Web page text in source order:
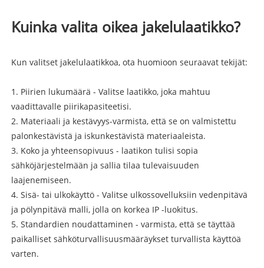
Kuinka valita oikea jakelulaatikko?
Kun valitset jakelulaatikkoa, ota huomioon seuraavat tekijät:
1. Piirien lukumäärä - Valitse laatikko, joka mahtuu
vaadittavalle piirikapasiteetisi.
2. Materiaali ja kestävyys-varmista, että se on valmistettu
palonkestävistä ja iskunkestävistä materiaaleista.
3. Koko ja yhteensopivuus - laatikon tulisi sopia
sähköjärjestelmään ja sallia tilaa tulevaisuuden
laajenemiseen.
4. Sisä- tai ulkokäyttö - Valitse ulkossovelluksiin vedenpitävä
ja pölynpitävä malli, jolla on korkea IP -luokitus.
5. Standardien noudattaminen - varmista, että se täyttää
paikalliset sähköturvallisuusmääräykset turvallista käyttöä
varten.